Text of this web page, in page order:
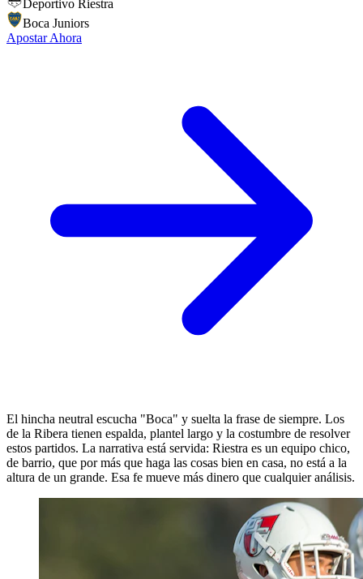
Deportivo Riestra
Boca Juniors
Apostar Ahora
El hincha neutral escucha "Boca" y suelta la frase de siempre. Los
de la Ribera tienen espalda, plantel largo y la costumbre de resolver
estos partidos. La narrativa está servida: Riestra es un equipo chico,
de barrio, que por más que haga las cosas bien en casa, no está a la
altura de un grande. Esa fe mueve más dinero que cualquier análisis.